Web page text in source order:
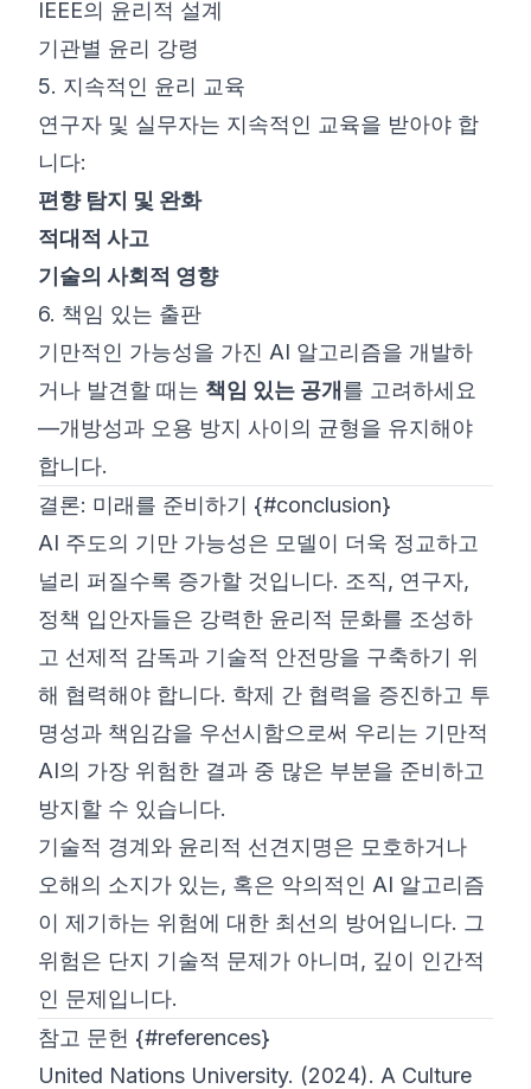
IEEE의 윤리적 설계
기관별 윤리 강령
5. 지속적인 윤리 교육
연구자 및 실무자는 지속적인 교육을 받아야 합
니다:
편향 탐지 및 완화
적대적 사고
기술의 사회적 영향
6. 책임 있는 출판
기만적인 가능성을 가진 AI 알고리즘을 개발하
거나 발견할 때는 책임 있는 공개 를 고려하세요
—개방성과 오용 방지 사이의 균형을 유지해야
합니다.
결론: 미래를 준비하기 {#conclusion}
AI 주도의 기만 가능성은 모델이 더욱 정교하고
널리 퍼질수록 증가할 것입니다. 조직, 연구자,
정책 입안자들은 강력한 윤리적 문화를 조성하
고 선제적 감독과 기술적 안전망을 구축하기 위
해 협력해야 합니다. 학제 간 협력을 증진하고 투
명성과 책임감을 우선시함으로써 우리는 기만적
AI의 가장 위험한 결과 중 많은 부분을 준비하고
방지할 수 있습니다.
기술적 경계와 윤리적 선견지명은 모호하거나
오해의 소지가 있는, 혹은 악의적인 AI 알고리즘
이 제기하는 위험에 대한 최선의 방어입니다. 그
위험은 단지 기술적 문제가 아니며, 깊이 인간적
인 문제입니다.
참고 문헌 {#references}
United Nations University. (2024). A Culture